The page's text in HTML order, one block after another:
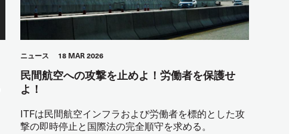
ニュース 18 MAR 2026
民間航空への攻撃を止めよ！労働者を保護せ
よ！
ITFは民間航空インフラおよび労働者を標的とした攻
撃の即時停止と国際法の完全順守を求める。